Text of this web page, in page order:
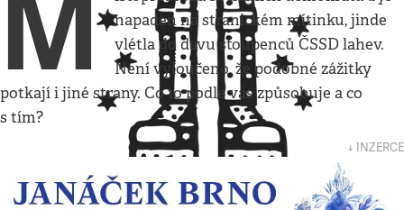
M
napaden na stranickém mítinku, jinde
vlétla do davu stoupenců ČSSD lahev.
Není vyloučeno, že podobné zážitky
potkají i jiné strany. Co to podle vás způsobuje a co
s tím?
↓ INZERCE